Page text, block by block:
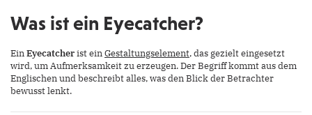
Was ist ein Eyecatcher?
EinEyecatcherist einGestaltungselement, das gezielt eingesetzt
wird, um Aufmerksamkeit zu erzeugen. Der Begriff kommt aus dem
Englischen und beschreibt alles, was den Blick der Betrachter
bewusst lenkt.